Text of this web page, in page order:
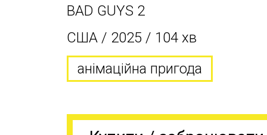
BAD GUYS 2
США / 2025 / 104 хв
анімаційна пригода